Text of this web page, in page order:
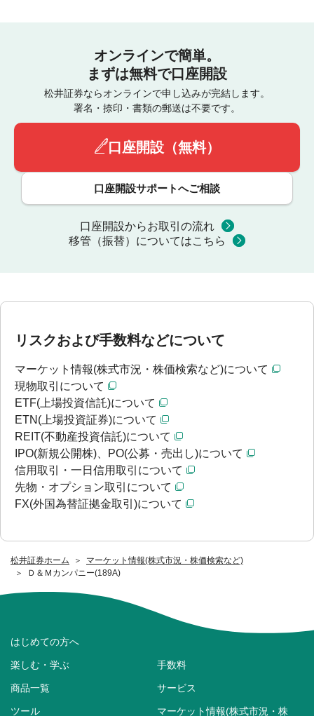
松井証券ホーム
マーケット情報(株式市況・株価検索など)
Ｄ＆Ｍカンパニー(189A)
オンラインで簡単。
まずは無料で口座開設
松井証券ならオンラインで申し込みが完結します。
署名・捺印・書類の郵送は不要です。
口座開設（無料）
口座開設サポートへご相談
口座開設からお取引の流れ
移管（振替）についてはこちら
リスクおよび手数料などについて
マーケット情報(株式市況・株価検索など)について
現物取引について
ETF(上場投資信託)について
ETN(上場投資証券)について
REIT(不動産投資信託)について
IPO(新規公開株)、PO(公募・売出し)について
信用取引・一日信用取引について
先物・オプション取引について
FX(外国為替証拠金取引)について
はじめての方へ
楽しむ・学ぶ 手数料
商品一覧 サービス
ツール
マーケット情報(株式市況・株